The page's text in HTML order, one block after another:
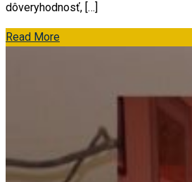
dôveryhodnosť, […]
Read More